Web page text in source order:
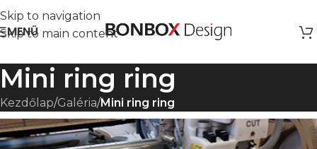
Skip to navigation
Skip to main content
MENÜ
Mini ring ring
Kezdőlap/Galéria/Mini ring ring